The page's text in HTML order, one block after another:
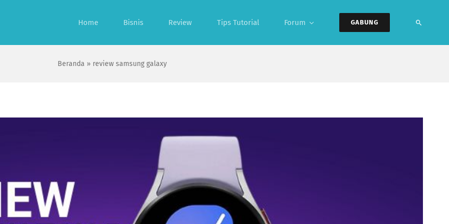
Home Bisnis Review Tips Tutorial Forum GABUNG
Beranda » review samsung galaxy